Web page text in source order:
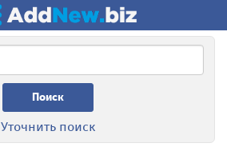
Поиск
Уточнить поиск